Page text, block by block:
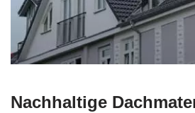
Nachhaltige